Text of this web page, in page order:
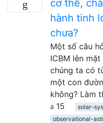
cơ thể,
hành tinh
chưa?
Một số câu
ICBM lên
chúng ta có
một con
không? Làm
15
solar-
observational-